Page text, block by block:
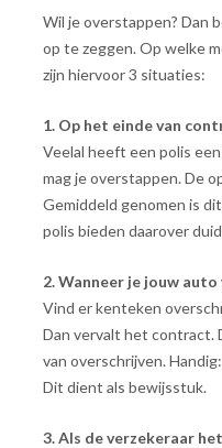
Wil je overstappen? Dan
op te zeggen. Op welke
zijn hiervoor 3 situaties:
1. Op het einde van
Veelal heeft een polis
mag je overstappen. De
Gemiddeld genomen is
polis bieden daarover
2. Wanneer je jouw
Vind er kenteken
Dan vervalt het contract.
van overschrijven.
Dit dient als bewijsstuk.
3. Als de verzekeraar